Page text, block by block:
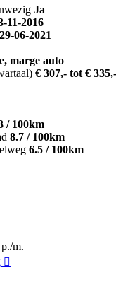
Ja
11-2016
29-06-2021
marge auto
€ 307,- tot € 335,-
/ 100km
8.7 / 100km
6.5 / 100km
m.